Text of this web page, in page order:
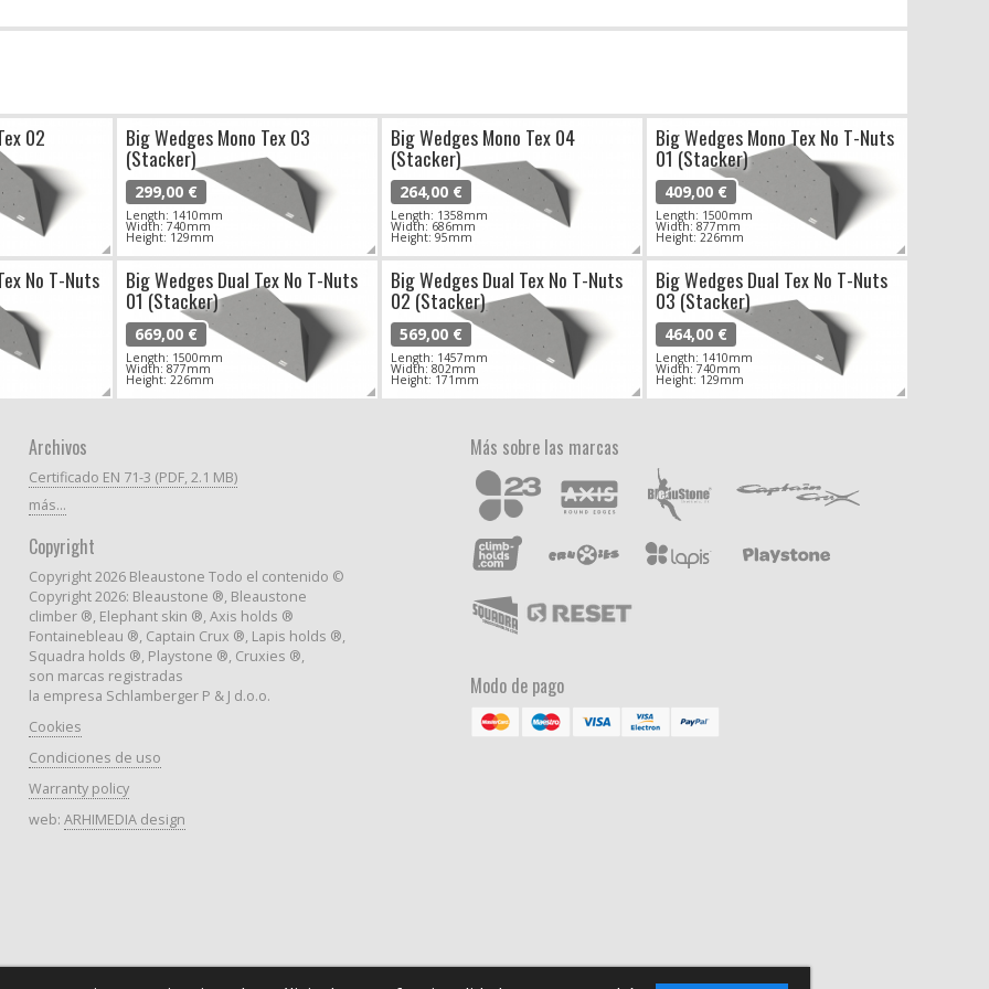
02 Big Wedges Mono Tex 03
(Stacker)
299,00 €
Length: 1410mm
Width: 740mm
Height: 129mm
Big Wedges Mono Tex 04
(Stacker)
264,00 €
Length: 1358mm
Width: 686mm
Height: 95mm
Big Wedges Mono Tex No T-Nuts
01 (Stacker)
409,00 €
Length: 1500mm
Width: 877mm
Height: 226mm
No T-Nuts Big Wedges Dual Tex No T-Nuts
01 (Stacker)
669,00 €
Length: 1500mm
Width: 877mm
Height: 226mm
Big Wedges Dual Tex No T-Nuts
02 (Stacker)
569,00 €
Length: 1457mm
Width: 802mm
Height: 171mm
Big Wedges Dual Tex No T-Nuts
03 (Stacker)
464,00 €
Length: 1410mm
Width: 740mm
Height: 129mm
Archivos
Certificado EN 71-3 (PDF, 2.1 MB)
más...
Copyright
Copyright 2026 Bleaustone Todo el contenido ©
Copyright 2026: Bleaustone ®, Bleaustone
climber ®, Elephant skin ®, Axis holds ®
Fontainebleau ®, Captain Crux ®, Lapis holds ®,
Squadra holds ®, Playstone ®, Cruxies ®,
son marcas registradas
la empresa Schlamberger P & J d.o.o.
Cookies
Condiciones de uso
Warranty policy
web: ARHIMEDIA design
Más sobre las marcas
Modo de pago